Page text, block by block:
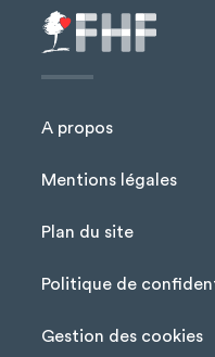
Menu Pied de page
A propos
Mentions légales
Plan du site
Politique de
Gestion des cookies